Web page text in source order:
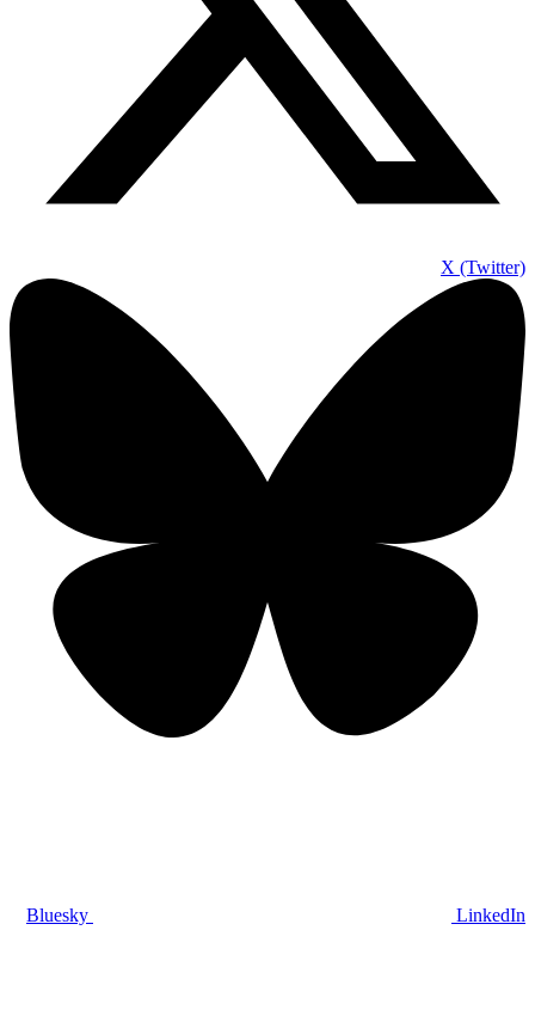
X (Twitter)
Bluesky LinkedIn